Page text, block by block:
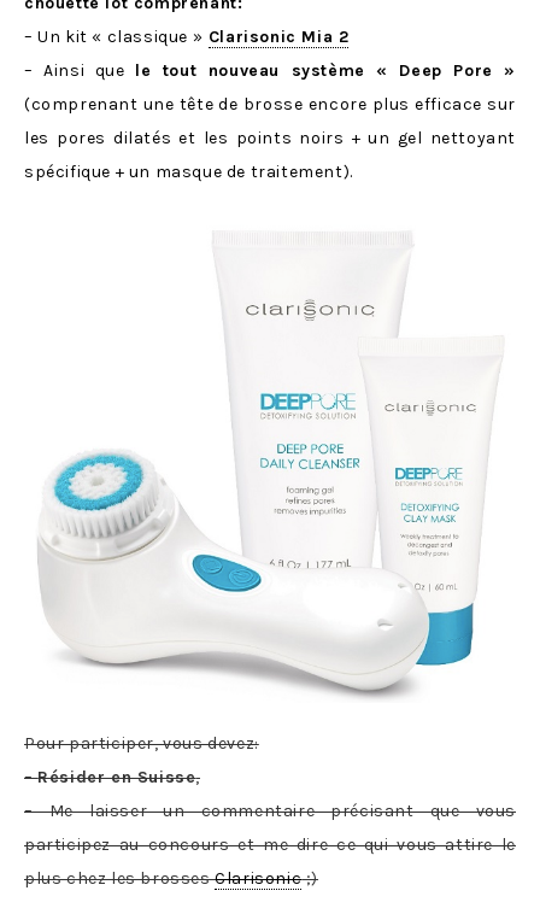
– Un kit « classique » Clarisonic Mia 2
– Ainsi que le tout nouveau système « Deep Pore »
(comprenant une tête de brosse encore plus efficace sur
les pores dilatés et les points noirs + un gel nettoyant
spécifique + un masque de traitement).
Pour participer, vous devez:
–Résider en Suisse,
– Me laisser un commentaire précisant que vous
participez au concours et me dire ce qui vous attire le
plus chez les brossesClarisonic;)